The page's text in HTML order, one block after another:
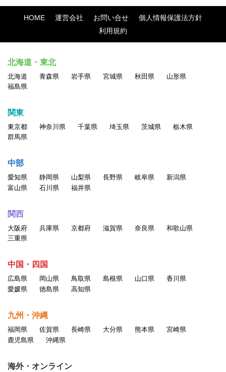
HOME 運営会社 お問い合せ
個人情報保護法方針
利用規約
北海道・東北
北海道 青森県 岩手県 宮城県 秋田県
山形県
福島県
関東
東京都 神奈川県 千葉県 埼玉県 茨城県
栃木県
群馬県
中部
愛知県 静岡県 山梨県 長野県 岐阜県
新潟県
富山県
石川県 福井県
関西
大阪府 兵庫県 京都府 滋賀県 奈良県
和歌山県
三重県
中国・四国
広島県 岡山県 鳥取県 島根県 山口県
香川県
愛媛県
徳島県 高知県
九州・沖縄
福岡県 佐賀県 長崎県 大分県 熊本県
宮崎県
鹿児島県
沖縄県
海外・オンライン